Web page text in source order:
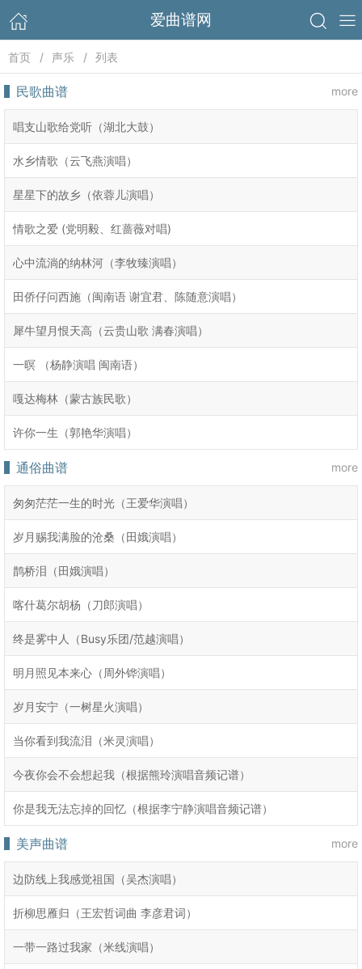
爱曲谱网
首页 声乐 列表
民歌曲谱 more
唱支山歌给党听（湖北大鼓）
水乡情歌（云飞燕演唱）
星星下的故乡（依蓉儿演唱）
情歌之爱 (党明毅、红蔷薇对唱)
心中流淌的纳林河（李牧臻演唱）
田侨仔问西施（闽南语 谢宜君、陈随意演唱）
犀牛望月恨天高（云贵山歌 满春演唱）
一暝 （杨静演唱 闽南语）
嘎达梅林（蒙古族民歌）
许你一生（郭艳华演唱）
通俗曲谱 more
匆匆茫茫一生的时光（王爱华演唱）
岁月赐我满脸的沧桑（田娥演唱）
鹊桥泪（田娥演唱）
喀什葛尔胡杨（刀郎演唱）
终是雾中人（Busy乐团/范越演唱）
明月照见本来心（周外铧演唱）
岁月安宁（一树星火演唱）
当你看到我流泪（米灵演唱）
今夜你会不会想起我（根据熊玲演唱音频记谱）
你是我无法忘掉的回忆（根据李宁静演唱音频记谱）
美声曲谱 more
边防线上我感觉祖国（吴杰演唱）
折柳思雁归（王宏哲词曲 李彦君词）
一带一路过我家（米线演唱）